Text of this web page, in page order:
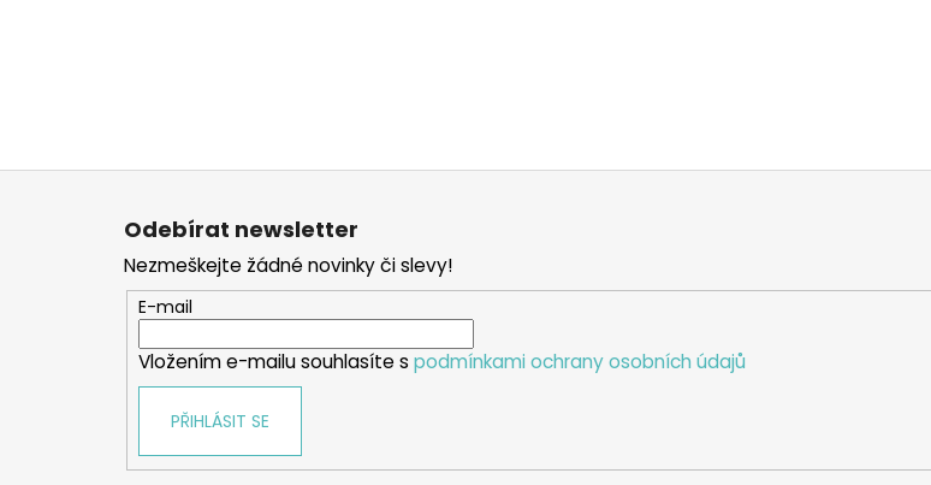
Z
Odebírat newsletter
Nezmeškejte žádné novinky či slevy!
E-mail
Vložením e-mailu souhlasíte s podmínkami ochrany osobních údajů
PŘIHLÁSIT SE